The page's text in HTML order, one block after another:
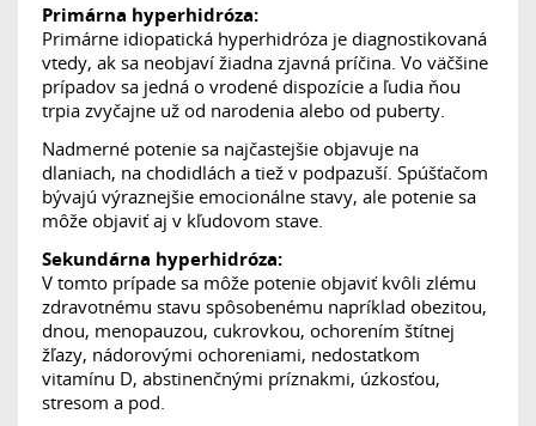
Primárna hyperhidróza:
Primárne idiopatická hyperhidróza je diagnostikovaná
vtedy, ak sa neobjaví žiadna zjavná príčina. Vo väčšine
prípadov sa jedná o vrodené dispozície a ľudia ňou
trpia zvyčajne už od narodenia alebo od puberty.
Nadmerné potenie sa najčastejšie objavuje na
dlaniach, na chodidlách a tiež v podpazuší. Spúšťačom
bývajú výraznejšie emocionálne stavy, ale potenie sa
môže objaviť aj v kľudovom stave.
Sekundárna hyperhidróza:
V tomto prípade sa môže potenie objaviť kvôli zlému
zdravotnému stavu spôsobenému napríklad obezitou,
dnou, menopauzou, cukrovkou, ochorením štítnej
žľazy, nádorovými ochoreniami, nedostatkom
vitamínu D, abstinenčnými príznakmi, úzkosťou,
stresom a pod.